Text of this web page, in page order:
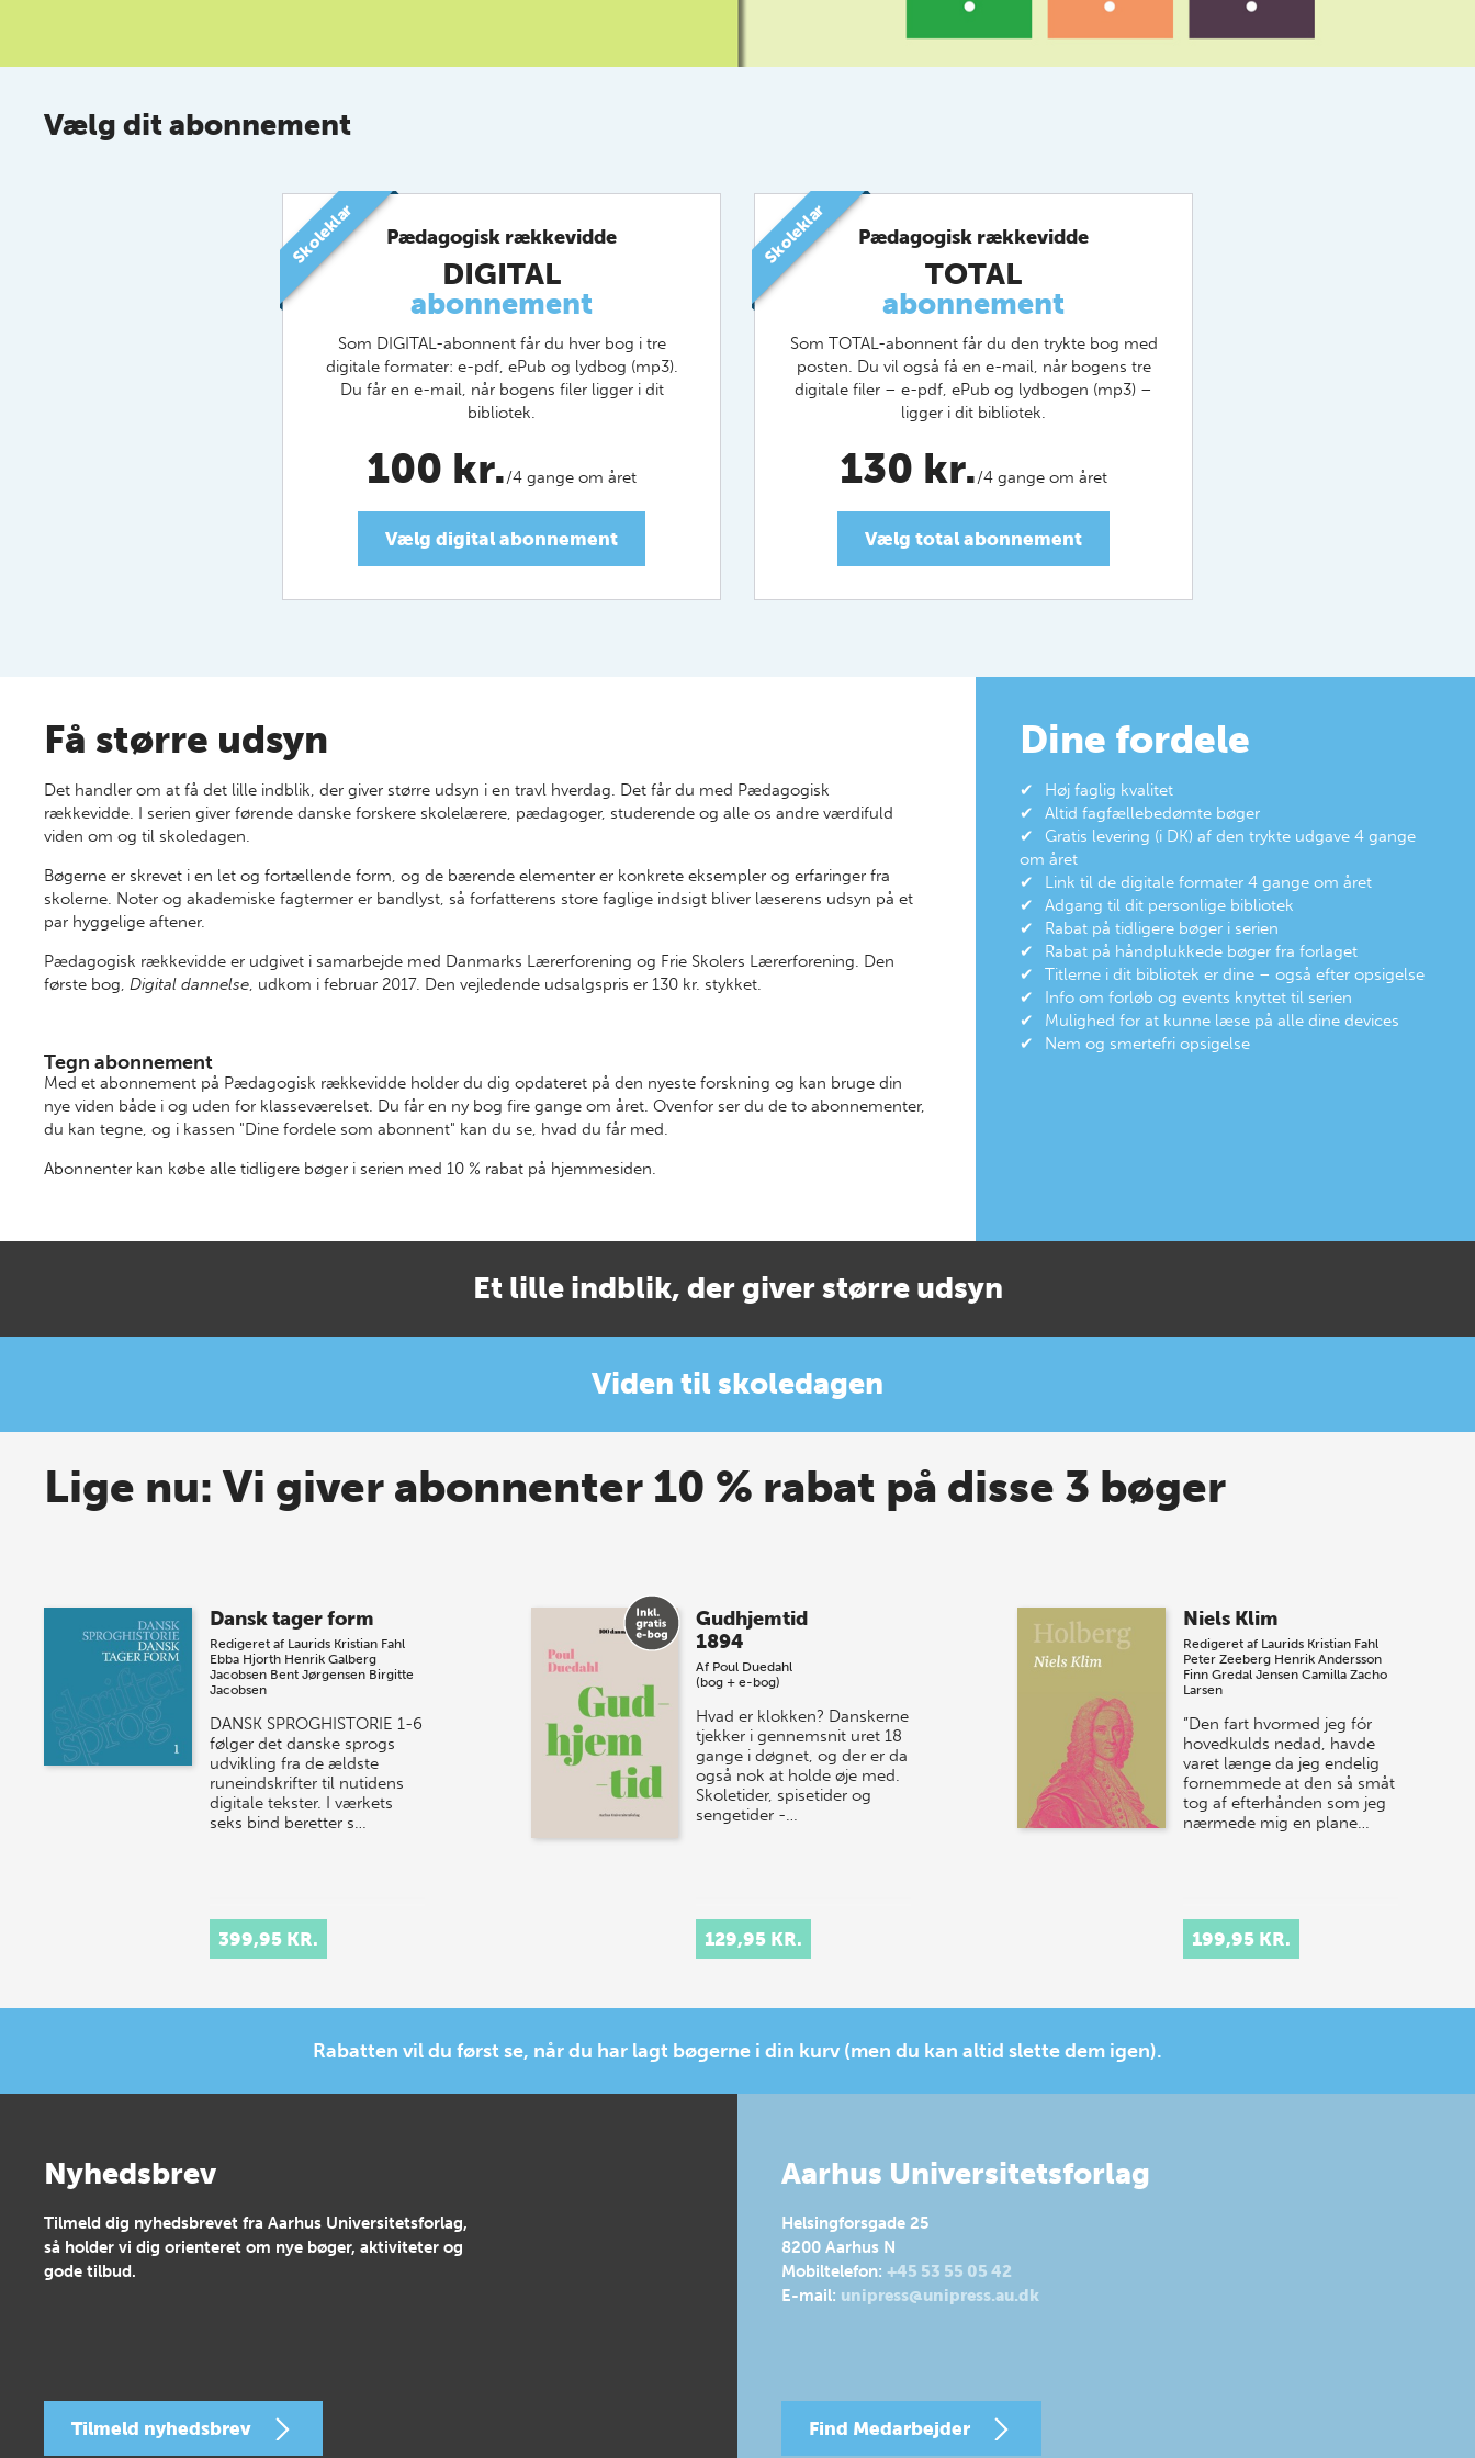
Vælg dit abonnement
Skoleklar Pædagogisk rækkevidde
DIGITAL
abonnement
Som DIGITAL-abonnent får du hver bog i tre
digitale formater: e-pdf, ePub og lydbog (mp3).
Du får en e-mail, når bogens filer ligger i dit
bibliotek.
100 kr./4 gange om året
Vælg digital abonnement
Skoleklar Pædagogisk rækkevidde
TOTAL
abonnement
Som TOTAL-abonnent får du den trykte bog med
posten. Du vil også få en e-mail, når bogens tre
digitale filer – e-pdf, ePub og lydbogen (mp3) –
ligger i dit bibliotek.
130 kr./4 gange om året
Vælg total abonnement
Få større udsyn
Det handler om at få det lille indblik, der giver større udsyn i en travl hverdag. Det får du med Pædagogisk
rækkevidde. I serien giver førende danske forskere skolelærere, pædagoger, studerende og alle os andre værdifuld
viden om og til skoledagen.
Bøgerne er skrevet i en let og fortællende form, og de bærende elementer er konkrete eksempler og erfaringer fra
skolerne. Noter og akademiske fagtermer er bandlyst, så forfatterens store faglige indsigt bliver læserens udsyn på et
par hyggelige aftener.
Pædagogisk rækkevidde er udgivet i samarbejde med Danmarks Lærerforening og Frie Skolers Lærerforening. Den
første bog, Digital dannelse, udkom i februar 2017. Den vejledende udsalgspris er 130 kr. stykket.
Tegn abonnement
Med et abonnement på Pædagogisk rækkevidde holder du dig opdateret på den nyeste forskning og kan bruge din
nye viden både i og uden for klasseværelset. Du får en ny bog fire gange om året. Ovenfor ser du de to abonnementer,
du kan tegne, og i kassen "Dine fordele som abonnent" kan du se, hvad du får med.
Abonnenter kan købe alle tidligere bøger i serien med 10 % rabat på hjemmesiden.
Dine fordele
Høj faglig kvalitet
Altid fagfællebedømte bøger
Gratis levering (i DK) af den trykte udgave 4 gange
om året
Link til de digitale formater 4 gange om året
Adgang til dit personlige bibliotek
Rabat på tidligere bøger i serien
Rabat på håndplukkede bøger fra forlaget
Titlerne i dit bibliotek er dine – også efter opsigelse
Info om forløb og events knyttet til serien
Mulighed for at kunne læse på alle dine devices
Nem og smertefri opsigelse
Et lille indblik, der giver større udsyn
Viden til skoledagen
Lige nu: Vi giver abonnenter 10 % rabat på disse 3 bøger
Dansk tager form
Redigeret af Laurids Kristian Fahl
Ebba Hjorth Henrik Galberg
Jacobsen Bent Jørgensen Birgitte
Jacobsen
DANSK SPROGHISTORIE 1-6
følger det danske sprogs
udvikling fra de ældste
runeindskrifter til nutidens
digitale tekster. I værkets
seks bind beretter s…
399,95 KR.
Gudhjemtid
1894
Af Poul Duedahl
(bog + e-bog)
Hvad er klokken? Danskerne
tjekker i gennemsnit uret 18
gange i døgnet, og der er da
også nok at holde øje med.
Skoletider, spisetider og
sengetider -…
129,95 KR.
Niels Klim
Redigeret af Laurids Kristian Fahl
Peter Zeeberg Henrik Andersson
Finn Gredal Jensen Camilla Zacho
Larsen
”Den fart hvormed jeg fór
hovedkulds nedad, havde
varet længe da jeg endelig
fornemmede at den så småt
tog af efterhånden som jeg
nærmede mig en plane…
199,95 KR.
Rabatten vil du først se, når du har lagt bøgerne i din kurv (men du kan altid slette dem igen).
Nyhedsbrev
Tilmeld dig nyhedsbrevet fra Aarhus Universitetsforlag,
så holder vi dig orienteret om nye bøger, aktiviteter og
gode tilbud.
Tilmeld nyhedsbrev
Aarhus Universitetsforlag
Helsingforsgade 25
8200 Aarhus N
Mobiltelefon: +45 53 55 05 42
E-mail: unipress@unipress.au.dk
Find Medarbejder